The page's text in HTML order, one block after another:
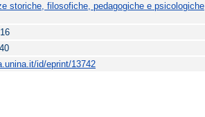
storiche, filosofiche, pedagogiche e psicologiche
id/eprint/13742